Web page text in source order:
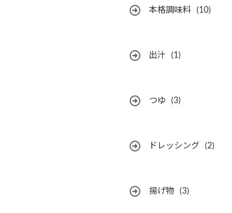
本格調味料 (10)
出汁 (1)
つゆ (3)
ドレッシング (2)
揚げ物 (3)